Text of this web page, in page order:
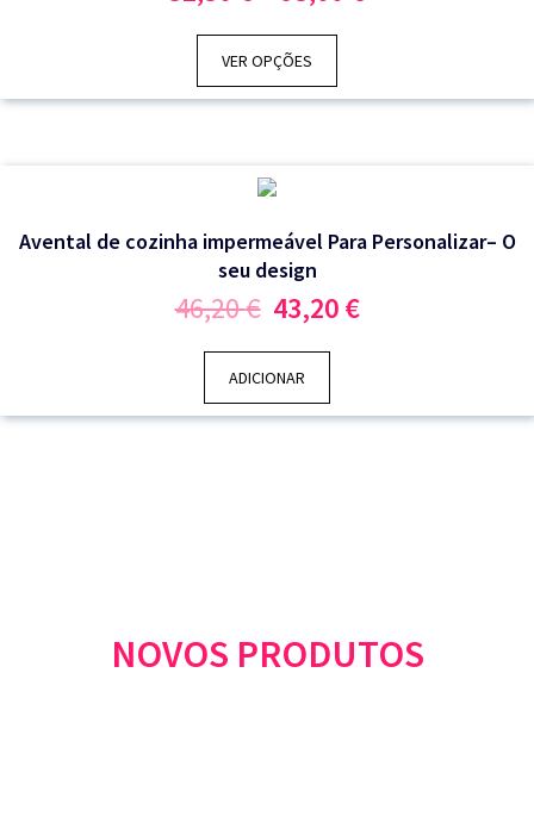
VER OPÇÕES
Avental de cozinha impermeável Para Personalizar– O
seu design
46,20€ O
preço
original
era:
46,20 €.
43,20€O
ADICIONAR
NOVOS PRODUTOS